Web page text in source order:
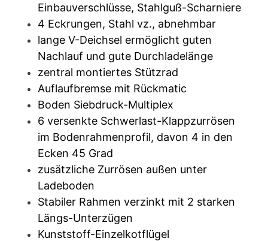
Einbauverschlüsse, Stahlguß-Scharniere
4 Eckrungen, Stahl vz., abnehmbar
lange V-Deichsel ermöglicht guten
Nachlauf und gute Durchladelänge
zentral montiertes Stützrad
Auflaufbremse mit Rückmatic
Boden Siebdruck-Multiplex
6 versenkte Schwerlast-Klappzurrösen
im Bodenrahmenprofil, davon 4 in den
Ecken 45 Grad
zusätzliche Zurrösen außen unter
Ladeboden
Stabiler Rahmen verzinkt mit 2 starken
Längs-Unterzügen
Kunststoff-Einzelkotflügel